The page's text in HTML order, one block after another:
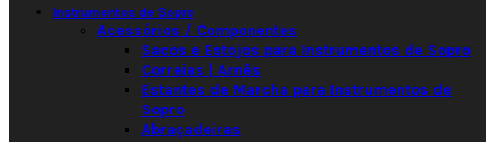
Instrumentos de Sopro
Acessórios / Componentes
Sacos e Estojos para Instrumentos de Sopro
Correias | Arnês
Estantes de Marcha para Instrumentos de
Sopro
Abraçadeiras